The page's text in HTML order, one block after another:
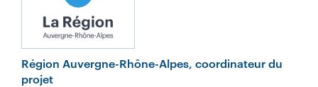
Région Auvergne-Rhône-Alpes, coordinateur du
projet